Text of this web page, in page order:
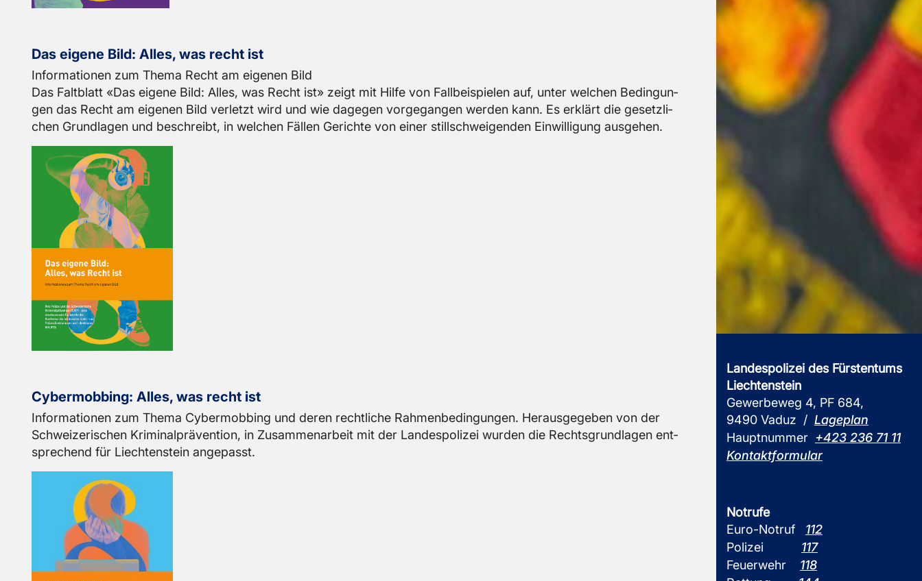
Das ei­ge­ne Bild: Alles, was recht ist
In­for­ma­tio­nen zum Thema Recht am ei­ge­nen Bild
Das Falt­blatt «Das ei­ge­ne Bild: Alles, was Recht ist» zeigt mit Hilfe von Fall­bei­spie­len auf, unter wel­chen Be­din­gun­
gen das Recht am ei­ge­nen Bild ver­letzt wird und wie da­ge­gen vor­ge­gan­gen wer­den kann. Es er­klärt die ge­setz­li­
chen Grund­la­gen und be­schreibt, in wel­chen Fäl­len Ge­rich­te von einer still­schwei­gen­den Ein­wil­li­gung aus­ge­hen.
Cy­ber­mob­bing: Alles, was recht ist
In­for­ma­tio­nen zum Thema Cy­ber­mob­bing und deren recht­li­che Rah­men­be­din­gun­gen. Her­aus­ge­ge­ben von der
Schwei­ze­ri­schen Kri­mi­nal­prä­ven­ti­on, in Zu­sam­men­ar­beit mit der Lan­des­po­li­zei wur­den die Rechts­grund­la­gen ent­
spre­chend für Liech­ten­stein an­ge­passt.
Landespolizei des Fürstentums
Liechtenstein
Gewerbeweg 4, PF 684,
9490 Vaduz / Lageplan
Hauptnummer +423 236 71 11
Kontaktformular
Notrufe
Euro-Notruf 112
Polizei 117
Feuerwehr 118